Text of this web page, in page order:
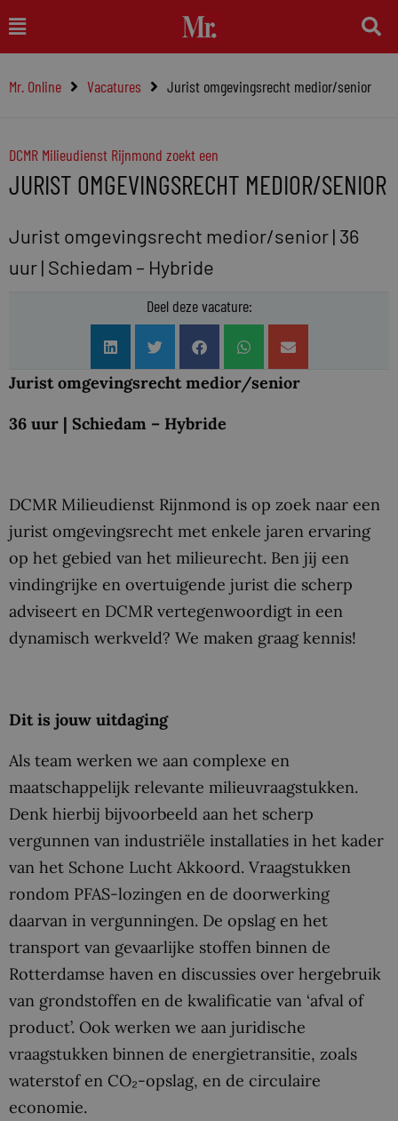
naar
inhoud
Main
Menu
Mr. Online Vacatures Jurist omgevingsrecht medior/senior
DCMR Milieudienst Rijnmond zoekt een
JURIST OMGEVINGSRECHT MEDIOR/SENIOR
Jurist omgevingsrecht medior/senior | 36
uur | Schiedam – Hybride
Deel deze vacature:
Jurist omgevingsrecht medior/senior
36 uur | Schiedam – Hybride
DCMR Milieudienst Rijnmond is op zoek naar een
jurist omgevingsrecht met enkele jaren ervaring
op het gebied van het milieurecht. Ben jij een
vindingrijke en overtuigende jurist die scherp
adviseert en DCMR vertegenwoordigt in een
dynamisch werkveld? We maken graag kennis!
Dit is jouw uitdaging
Als team werken we aan complexe en
maatschappelijk relevante milieuvraagstukken.
Denk hierbij bijvoorbeeld aan het scherp
vergunnen van industriële installaties in het kader
van het Schone Lucht Akkoord. Vraagstukken
rondom PFAS-lozingen en de doorwerking
daarvan in vergunningen. De opslag en het
transport van gevaarlijke stoffen binnen de
Rotterdamse haven en discussies over hergebruik
van grondstoffen en de kwalificatie van ‘afval of
product’. Ook werken we aan juridische
vraagstukken binnen de energietransitie, zoals
waterstof en CO₂-opslag, en de circulaire
economie.